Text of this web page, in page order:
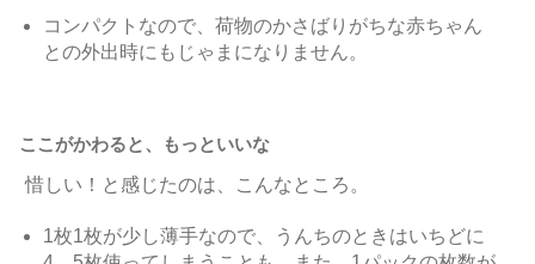
コンパクトなので、荷物のかさばりがちな赤ちゃん
との外出時にもじゃまになりません。
ここがかわると、もっといいな
惜しい！と感じたのは、こんなところ。
1枚1枚が少し薄手なので、うんちのときはいちどに